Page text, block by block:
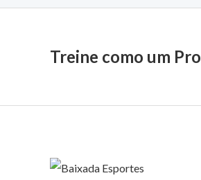
Treine como um